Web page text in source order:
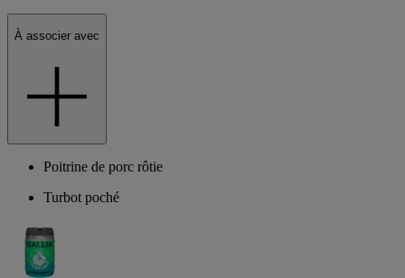
À associer avec
Poitrine de porc rôtie
Turbot poché